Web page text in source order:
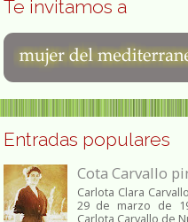
Te invitamos a
Entradas populares
Cota Carvallo
Carlota Clara
29 de marzo de
Carlota Carvallo de